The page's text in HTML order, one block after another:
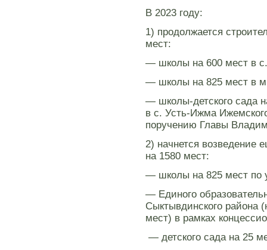
В 2023 году:
1) продолжается
мест:
— школы на 600 мест в
— школы на 825 мест в
— школы-детского сада
в с. Усть-Ижма
поручению Главы
2) начнется возведение
на 1580 мест:
— школы на 825 мест по
— Единого
Сыктывдинского района
мест) в рамках
— детского сада на 25